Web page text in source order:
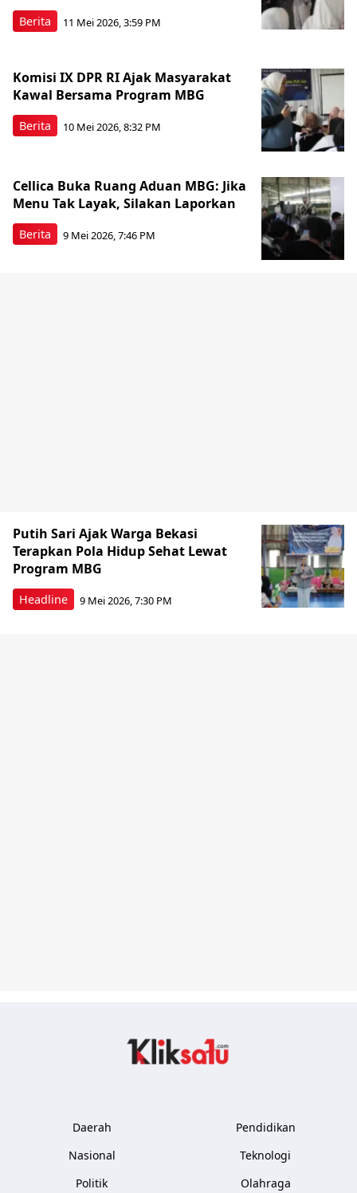
Berita 11 Mei 2026, 3:59 PM
Berita
Komisi IX DPR RI Ajak Masyarakat
Kawal Bersama Program MBG
10 Mei 2026, 8:32 PM
Berita
Cellica Buka Ruang Aduan MBG: Jika
Menu Tak Layak, Silakan Laporkan
9 Mei 2026, 7:46 PM
Headline
Putih Sari Ajak Warga Bekasi
Terapkan Pola Hidup Sehat Lewat
Program MBG
9 Mei 2026, 7:30 PM
Daerah
Nasional
Politik
Pendidikan
Teknologi
Olahraga